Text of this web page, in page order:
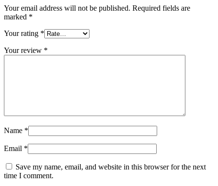
Your email address will not be published. Required fields are
marked *
Your rating *
Your review *
Name *
Email *
Save my name, email, and website in this browser for the next
time I comment.